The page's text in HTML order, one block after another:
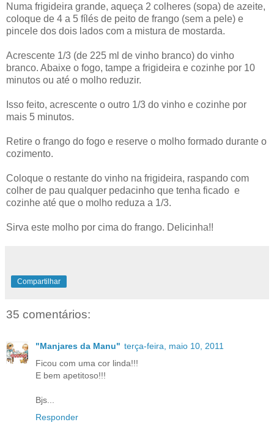
Numa frigideira grande, aqueça 2 colheres (sopa) de azeite,
coloque de 4 a 5 fílés de peito de frango (sem a pele) e
pincele dos dois lados com a mistura de mostarda.
Acrescente 1/3 (de 225 ml de vinho branco) do vinho
branco. Abaixe o fogo, tampe a frigideira e cozinhe por 10
minutos ou até o molho reduzir.
Isso feito, acrescente o outro 1/3 do vinho e cozinhe por
mais 5 minutos.
Retire o frango do fogo e reserve o molho formado durante o
cozimento.
Coloque o restante do vinho na frigideira, raspando com
colher de pau qualquer pedacinho que tenha ficado e
cozinhe até que o molho reduza a 1/3.
Sirva este molho por cima do frango. Delicinha!!
Compartilhar
35 comentários:
"Manjares da Manu" terça-feira, maio 10, 2011
Ficou com uma cor linda!!!
E bem apetitoso!!!
Bjs...
Responder